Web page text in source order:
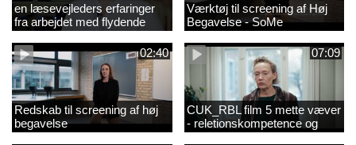
en læsevejleders erfaringer
fra arbejdet med flydende
læsning
Værktøj til screening af Høj
Begavelse - SoMe
02:40
Redskab til screening af høj
begavelse
07:09
CUK_RBL film 5 mette væver
- reletionskompetence og
børn i udsatte positioner.